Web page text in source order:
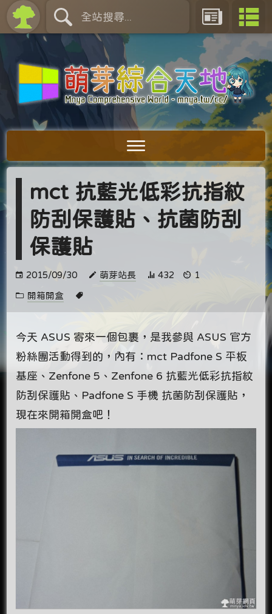
mct 抗藍光低彩抗指紋
防刮保護貼、抗菌防刮
保護貼
2015/09/30 萌芽站長 432 1
開箱開盒
今天 ASUS 寄來一個包裹，是我參與 ASUS 官方
粉絲團活動得到的，內有：mct Padfone S 平板
基座、Zenfone 5、Zenfone 6 抗藍光低彩抗指紋
防刮保護貼、Padfone S 手機 抗菌防刮保護貼，
現在來開箱開盒吧！